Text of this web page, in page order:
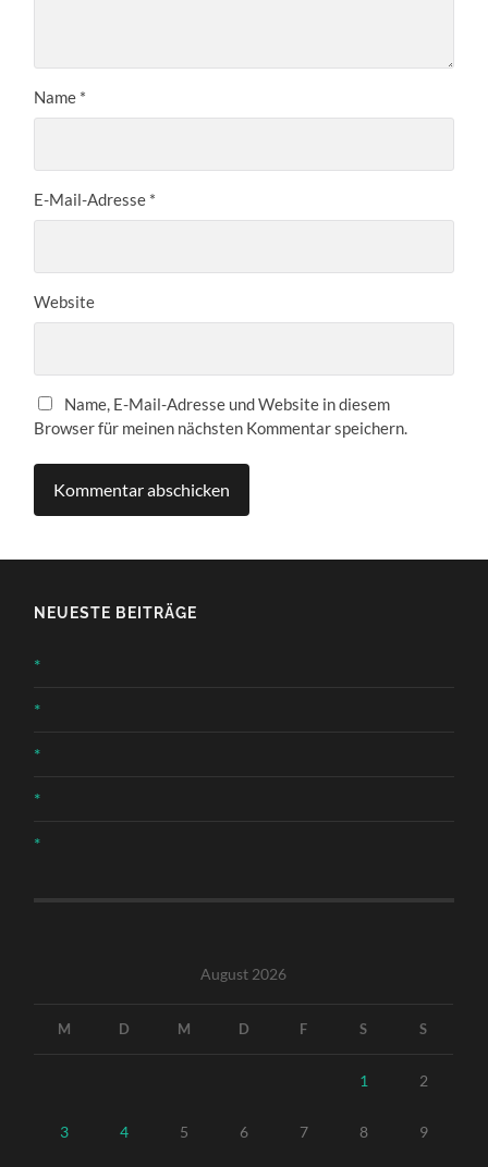
Name *
E-Mail-Adresse *
Website
Name, E-Mail-Adresse und Website in diesem
Browser für meinen nächsten Kommentar speichern.
NEUESTE BEITRÄGE
*
*
*
*
*
August 2026
M D M D F S S
1 2
3 4 5 6 7 8 9